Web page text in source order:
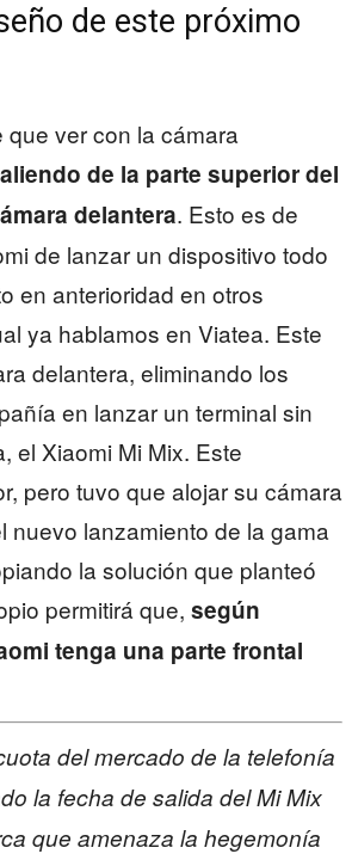
de este próximo
ver con la cámara
de la parte superior del
delantera. Esto es de
de lanzar un dispositivo todo
en anterioridad en otros
ya hablamos en Viatea. Este
delantera, eliminando los
en lanzar un terminal sin
el Xiaomi Mi Mix. Este
pero tuvo que alojar su cámara
nuevo lanzamiento de la gama
la solución que planteó
permitirá que, según
tenga una parte frontal
del mercado de la telefonía
la fecha de salida del Mi Mix
que amenaza la hegemonía